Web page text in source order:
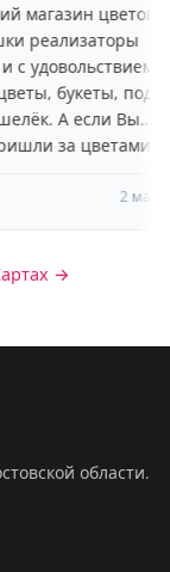
в
подарки
Вы
то
→
области.